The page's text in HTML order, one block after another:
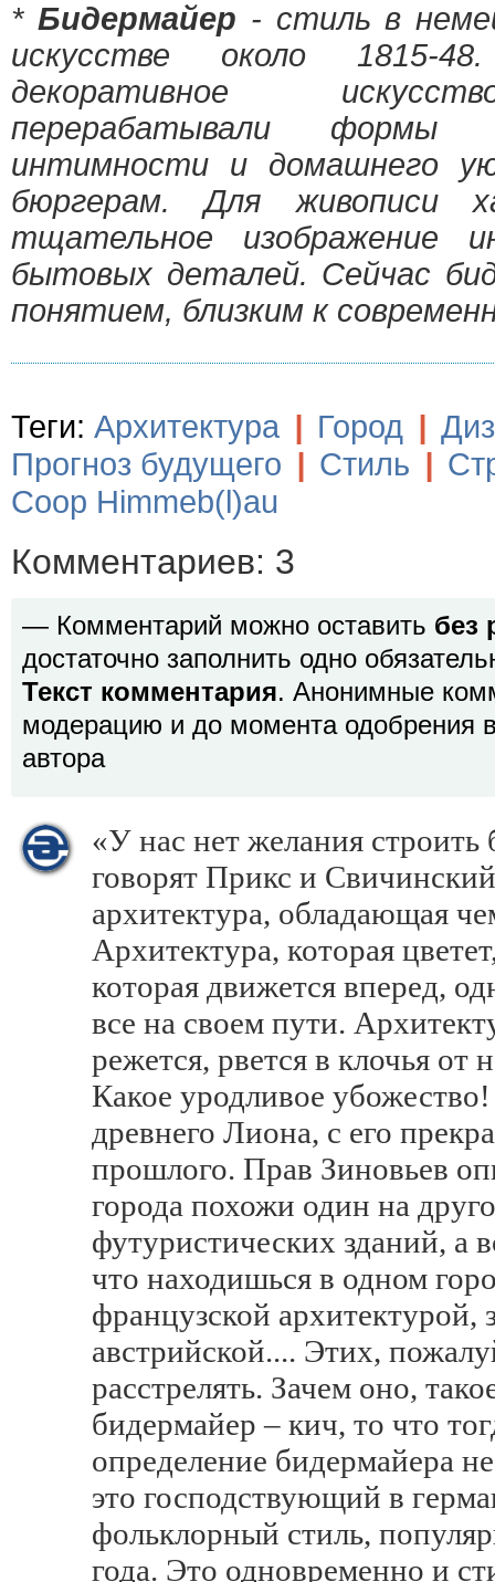
* Бидермайер - стиль в
искусстве около 1815-
декоративное
перерабатывали
интимности и домашнего
бюргерам. Для живописи
тщательное изображение
бытовых деталей. Сейчас
понятием, близким к
Теги: Архитектура | Город |
Прогноз будущего | Стиль |
Coop Himmeb(l)au
Комментариев: 3
— Комментарий можно оставить без
достаточно заполнить одно
Текст комментария. Анонимные
модерацию и до момента одобрения
автора
«У нас нет желания
говорят Прикс и
архитектура, обладающая
Архитектура, которая
которая движется вперед,
все на своем пути.
режется, рвется в клочья
Какое уродливое
древнего Лиона, с его
прошлого. Прав Зиновьев
города похожи один на
футуристических зданий, а
что находишься в одном
французской архитектурой,
австрийской.... Этих,
расстрелять. Зачем оно,
бидермайер – кич, то что
определение бидермайера
это господствующий в
фольклорный стиль,
года. Это одновременно и